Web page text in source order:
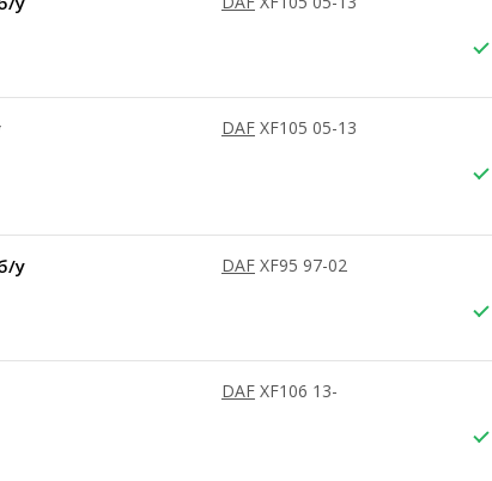
DAF XF105 05-13
у
DAF XF95 97-02
DAF XF106 13-